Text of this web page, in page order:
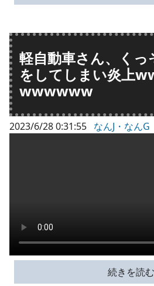
軽自動車さん、くっ
をしてしまい炎上
wwwwww
2023/6/28 0:31:55 なんJ・なんG
続きを読む